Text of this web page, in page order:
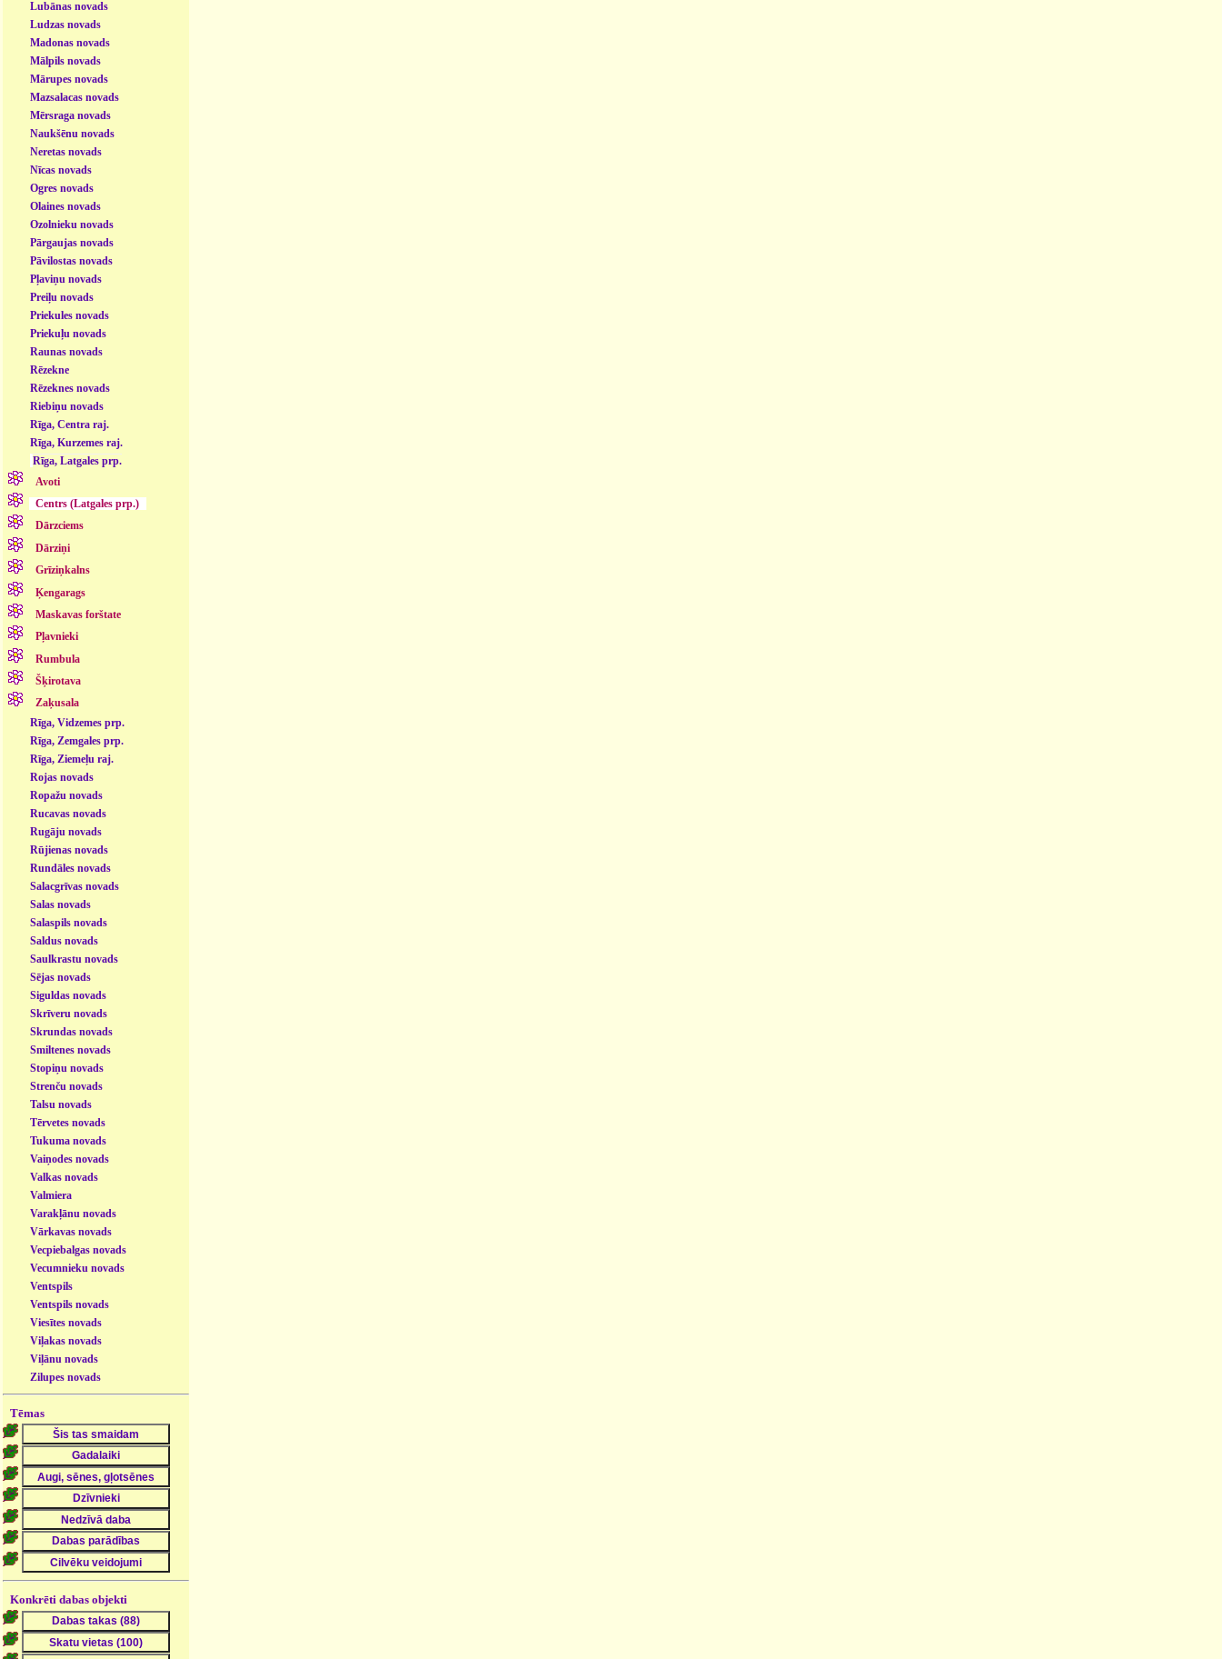
Lubānas novads
Ludzas novads
Madonas novads
Mālpils novads
Mārupes novads
Mazsalacas novads
Mērsraga novads
Naukšēnu novads
Neretas novads
Nīcas novads
Ogres novads
Olaines novads
Ozolnieku novads
Pārgaujas novads
Pāvilostas novads
Pļaviņu novads
Preiļu novads
Priekules novads
Priekuļu novads
Raunas novads
Rēzekne
Rēzeknes novads
Riebiņu novads
Rīga, Centra raj.
Rīga, Kurzemes raj.
Rīga, Latgales prp.
Avoti
Centrs (Latgales prp.)
Dārzciems
Dārziņi
Grīziņkalns
Ķengarags
Maskavas forštate
Pļavnieki
Rumbula
Šķirotava
Zaķusala
Rīga, Vidzemes prp.
Rīga, Zemgales prp.
Rīga, Ziemeļu raj.
Rojas novads
Ropažu novads
Rucavas novads
Rugāju novads
Rūjienas novads
Rundāles novads
Salacgrīvas novads
Salas novads
Salaspils novads
Saldus novads
Saulkrastu novads
Sējas novads
Siguldas novads
Skrīveru novads
Skrundas novads
Smiltenes novads
Stopiņu novads
Strenču novads
Talsu novads
Tērvetes novads
Tukuma novads
Vaiņodes novads
Valkas novads
Valmiera
Varakļānu novads
Vārkavas novads
Vecpiebalgas novads
Vecumnieku novads
Ventspils
Ventspils novads
Viesītes novads
Viļakas novads
Viļānu novads
Zilupes novads
Tēmas
Konkrēti dabas objekti